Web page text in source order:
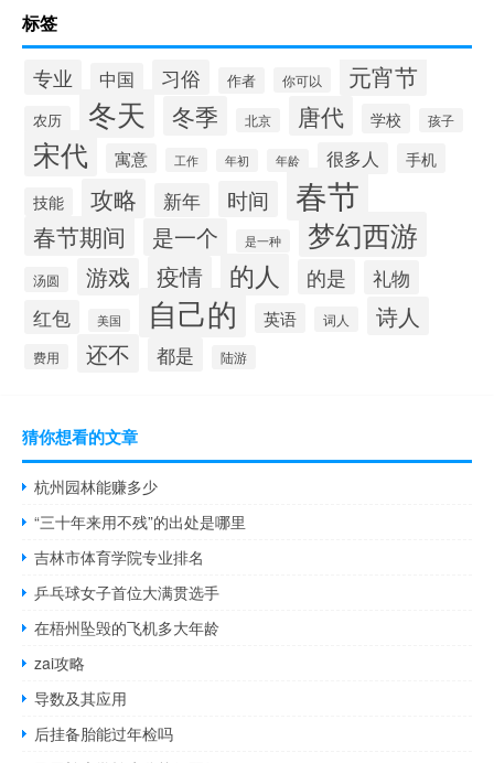
标签
专业 中国 习俗 作者 你可以 元宵节
农历 冬天 冬季 北京 唐代 学校 孩子
宋代 寓意 工作 年初 年龄 很多人 手机
技能 攻略 新年 时间 春节
春节期间 是一个 是一种 梦幻西游
汤圆 游戏 疫情 的人 的是
礼物
红包
美国 自己的 英语 词人 诗人
费用 还不 都是 陆游
猜你想看的文章
杭州园林能赚多少
“三十年来用不残”的出处是哪里
吉林市体育学院专业排名
乒乓球女子首位大满贯选手
在梧州坠毁的飞机多大年龄
zai攻略
导数及其应用
后挂备胎能过年检吗